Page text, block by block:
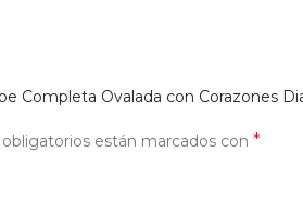
Completa Ovalada con Corazones
están marcados con *